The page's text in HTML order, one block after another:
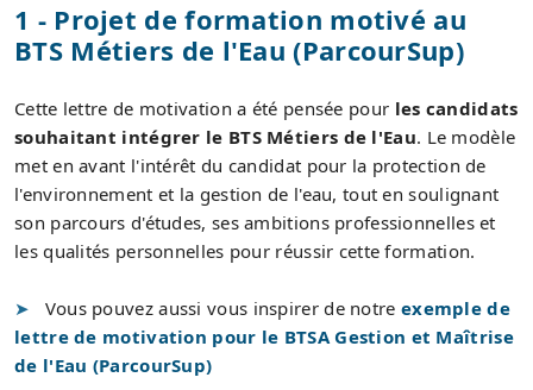
1 - Projet de formation motivé au
BTS Métiers de l'Eau (ParcourSup)
Cette lettre de motivation a été pensée pour les candidats
souhaitant intégrer le BTS Métiers de l'Eau. Le modèle
met en avant l'intérêt du candidat pour la protection de
l'environnement et la gestion de l'eau, tout en soulignant
son parcours d'études, ses ambitions professionnelles et
les qualités personnelles pour réussir cette formation.
Vous pouvez aussi vous inspirer de notre exemple de
lettre de motivation pour le BTSA Gestion et Maîtrise
de l'Eau (ParcourSup)